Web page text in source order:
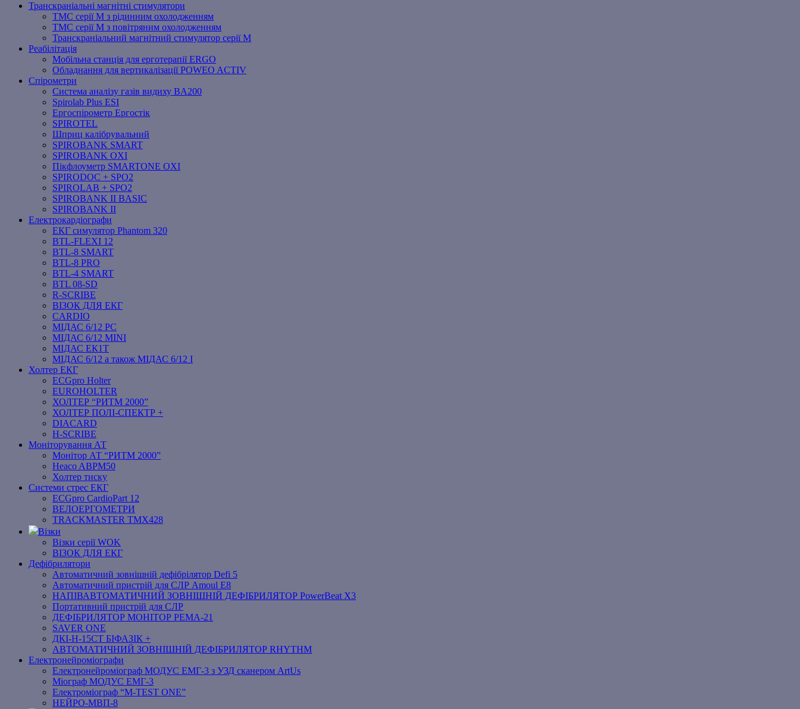
Транскраніальні магнітні стимулятори
ТМС серії M з рідинним охолодженням
ТМС серії M з повітряним охолодженням
Транскраніальний магнітний стимулятор серії M
Реабілітація
Мобільна станція для ерготерапії ERGO
Обладнання для вертикалізації POWEO ACTIV
Спірометри
Система аналізу газів видиху BA200
Spirolab Plus ESI
Ергоспірометр Ергостік
SPIROTEL
Шприц калібрувальний
SPIROBANK SMART
SPIROBANK OXI
Пікфлоуметр SMARTONE OXI
SPIRODOC + SPO2
SPIROLAB + SPO2
SPIROBANK II BASIC
SPIROBANK II
Електрокардіографи
ЕКГ симулятор Phantom 320
BTL-FLEXI 12
BTL-8 SMART
BTL-8 PRO
BTL-4 SMART
BTL 08-SD
R-SCRIBE
ВІЗОК ДЛЯ ЕКГ
CARDIO
МІДАС 6/12 PC
МІДАС 6/12 MINI
МІДАС ЕК1Т
МІДАС 6/12 а також МІДАС 6/12 І
Холтер ЕКГ
ECGpro Holter
EUROHOLTER
ХОЛТЕР “РИТМ 2000”
ХОЛТЕР ПОЛІ-СПЕКТР +
DIACARD
H-SCRIBE
Моніторування АТ
Монітор АТ “РИТМ 2000”
Heaco ABPM50
Холтер тиску
Системи стрес ЕКГ
ECGpro CardioPart 12
ВЕЛОЕРГОМЕТРИ
TRACKMASTER TMX428
Візки
Візки серії WOK
ВІЗОК ДЛЯ ЕКГ
Дефібрилятори
Автоматичний зовнішній дефібрілятор Defi 5
Автоматичний пристрій для СЛР Amoul E8
НАПІВАВТОМАТИЧНИЙ ЗОВНІШНІЙ ДЕФІБРИЛЯТОР PowerBeat X3
Портативний пристрій для СЛР
ДЕФІБРИЛЯТОР МОНІТОР РЕМА-21
SAVER ONE
ДКІ-Н-15СТ БІФАЗІК +
АВТОМАТИЧНИЙ ЗОВНІШНІЙ ДЕФІБРИЛЯТОР RHYTHM
Електронейроміографи
Електронейроміограф МОДУС ЕМГ-3 з УЗД сканером ArtUs
Міограф МОДУС ЕМГ-3
Електроміограф “M-TEST ONE”
НЕЙРО-МВП-8